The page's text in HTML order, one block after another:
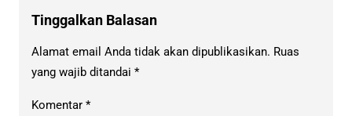
Tinggalkan Balasan
Alamat email Anda tidak akan dipublikasikan. Ruas
yang wajib ditandai *
Komentar *